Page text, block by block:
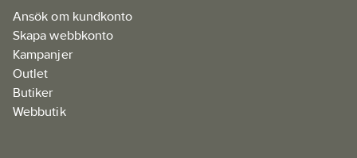
Ansök om kundkonto
Skapa webbkonto
Kampanjer
Outlet
Butiker
Webbutik